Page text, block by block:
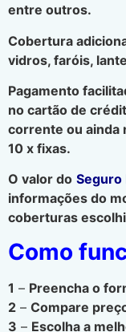
entre outros.
Cobertura
vidros, faróis,
Pagamento
no cartão de
corrente ou ainda
10 x fixas.
O valor do Seguro
informações do
coberturas
Como
1 – Preencha o
2 – Compare
3 – Escolha a